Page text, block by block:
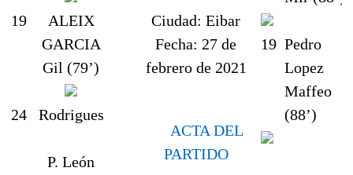
19
ALEIX
GARCIA
Gil (79’)
24 Rodrigues
P. León
Ciudad: Eibar
Fecha: 27 de
febrero de 2021
ACTA DEL
PARTIDO
19 Pedro
Lopez
Maffeo
(88’)